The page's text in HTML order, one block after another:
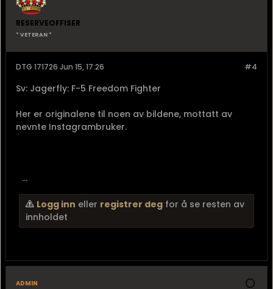
RESERVEOFFISER
* VETERAN *
#4
DTG 171726 Jun 15, 17:26
Sv: Jagerfly: F-5 Freedom Fighter
Her er originalene til noen av bildene, mottatt av
nevnte Instagrambruker.
...
Logg inn eller registrer deg for å se resten av
innholdet
admin